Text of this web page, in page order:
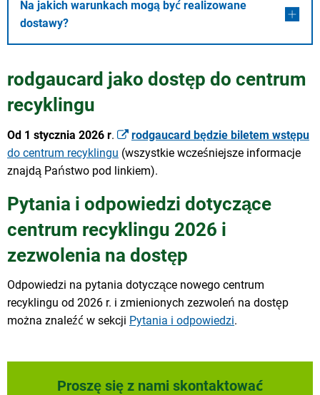
Na jakich warunkach mogą być realizowane
dostawy?
rodgaucard jako dostęp do centrum
recyklingu
Od 1 stycznia 2026 r.
rodgaucard będzie biletem wstępu
do centrum recyklingu (wszystkie wcześniejsze informacje
znajdą Państwo pod linkiem).
Pytania i odpowiedzi dotyczące
centrum recyklingu 2026 i
zezwolenia na dostęp
Odpowiedzi na pytania dotyczące nowego centrum
recyklingu od 2026 r. i zmienionych zezwoleń na dostęp
można znaleźć w sekcji Pytania i odpowiedzi.
Proszę się z nami skontaktować